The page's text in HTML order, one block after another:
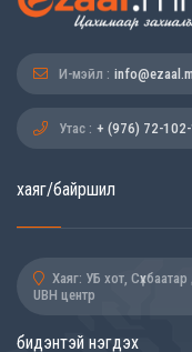
И-мэйл :
Утас : + (976) 72-
хаяг/байршил
Хаяг: УБ хот,
UBH центр
бидэнтэй нэгдэх